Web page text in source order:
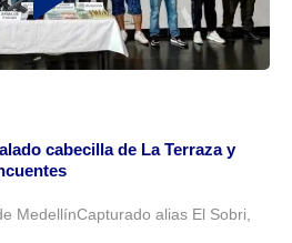
cabecilla de La Terraza y
MedellínCapturado alias El Sobri,